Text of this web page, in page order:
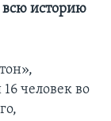
всю историю
человек во